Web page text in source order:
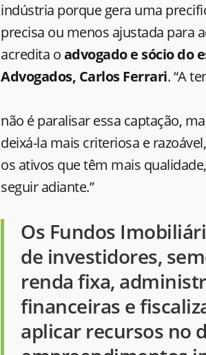
indústria porque gera uma
precisa ou menos ajustada para
acredita oadvogado e sócio do
Advogados, Carlos Ferrari. “A
não é paralisar essa captação,
deixá-la mais criteriosa e
os ativos que têm mais
seguir adiante.”
Os Fundos
de investidores,
renda fixa,
financeiras e
aplicar recursos no